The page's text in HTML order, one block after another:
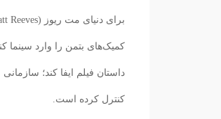
کنترل کرده است.